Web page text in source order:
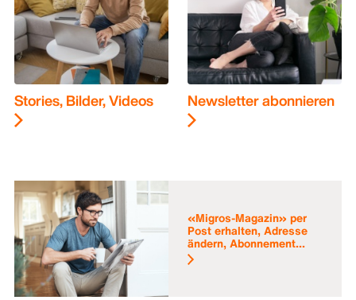
Stories, Bilder, Videos Newsletter abonnieren
«Migros-Magazin» per
Post erhalten, Adresse
ändern, Abonnement...